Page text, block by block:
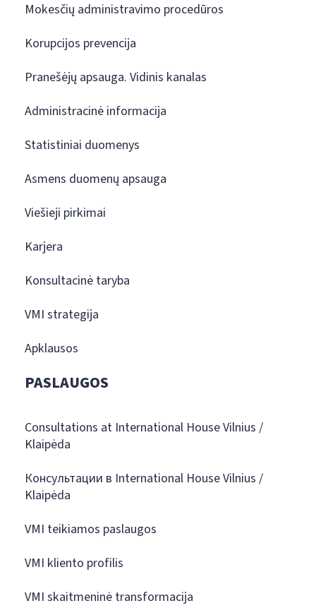
Mokesčių administravimo procedūros
Korupcijos prevencija
Pranešėjų apsauga. Vidinis kanalas
Administracinė informacija
Statistiniai duomenys
Asmens duomenų apsauga
Viešieji pirkimai
Karjera
Konsultacinė taryba
VMI strategija
Apklausos
PASLAUGOS
Consultations at International House Vilnius /
Klaipėda
Консультации в International House Vilnius /
Klaipėda
VMI teikiamos paslaugos
VMI kliento profilis
VMI skaitmeninė transformacija